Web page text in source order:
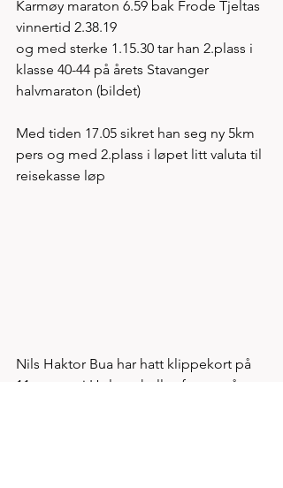
Karmøy maraton 6.59 bak Frode Tjeltas
vinnertid 2.38.19
og med sterke 1.15.30 tar han 2.plass i
klasse 40-44 på årets Stavanger
halvmaraton (bildet)
Med tiden 17.05 sikret han seg ny 5km
pers og med 2.plass i løpet litt valuta til
reisekasse løp
Nils Haktor Bua har hatt klippekort på
11.etappe i Holmenkollstafetten på